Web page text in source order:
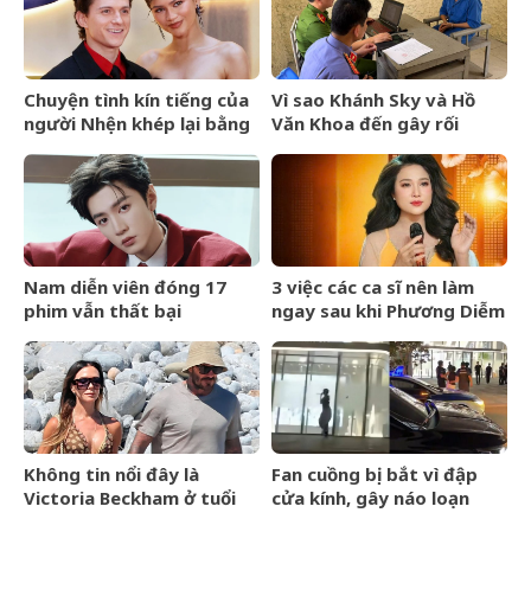
cùng mẹ
Chuyện tình kín tiếng của
người Nhện khép lại bằng
Vì sao Khánh Sky và Hồ
Văn Khoa đến gây rối
khởi tố?
Nam diễn viên đóng 17
phim vẫn thất bại
3 việc các ca sĩ nên làm
ngay sau khi Phương Diễm
Không tin nổi đây là
Victoria Beckham ở tuổi
Fan cuồng bị bắt vì đập
cửa kính, gây náo loạn